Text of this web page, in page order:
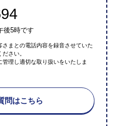
後5時です
まとの電話内容を録音させていた
さい。
理し適切な取り扱いをいたしま
問はこちら